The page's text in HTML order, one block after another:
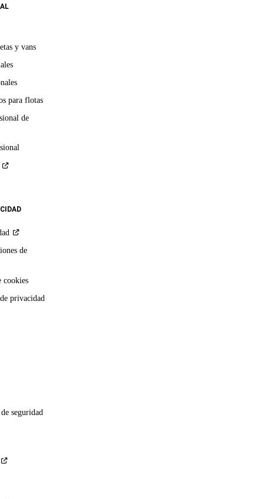
y vans
para flotas
de
de
cookies
privacidad
seguridad